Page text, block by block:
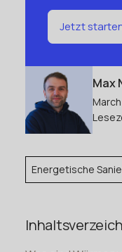
Max
Energetische
Jetzt